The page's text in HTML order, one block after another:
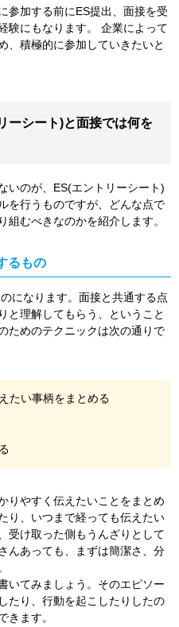
参加する前にES提出、面接を受
験にもなります。 企業によって
、積極的に参加していきたいと
ーシート)と面接では何を
いのが、ES(エントリーシート)
を行うものですが、どんな点で
むべきなのかを紹介します。
るもの
になります。面接と共通する点
と理解してもらう、ということ
ためのテクニックは次の通りで
たい事柄をまとめる
りやすく伝えたいことをまとめ
り、いつまで経っても伝えたい
受け取った側もうんざりとして
んあっても、まずは簡潔さ、分
いてみましょう。そのエピソー
たり、行動を起こしたりしたの
きます。